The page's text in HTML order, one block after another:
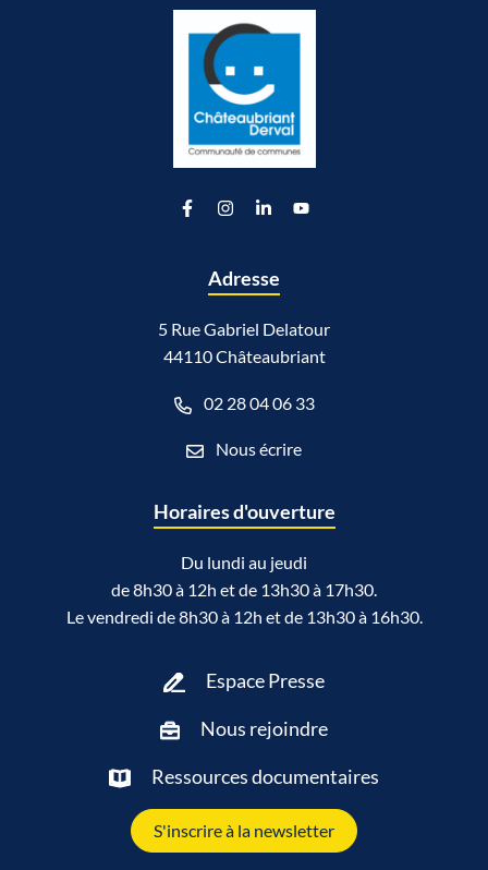
Lien vers le compte Facebook
Lien vers le compte Instagram
Lien vers le compte Linkedin
Lien vers la chaîne
Adresse
5 Rue Gabriel Delatour
44110 Châteaubriant
02 28 04 06 33
Nous écrire
Horaires d'ouverture
Du lundi au jeudi
de 8h30 à 12h et de 13h30 à 17h30.
Le vendredi de 8h30 à 12h et de 13h30 à 16h30.
Espace Presse
Nous rejoindre
Ressources documentaires
S'inscrire à la newsletter